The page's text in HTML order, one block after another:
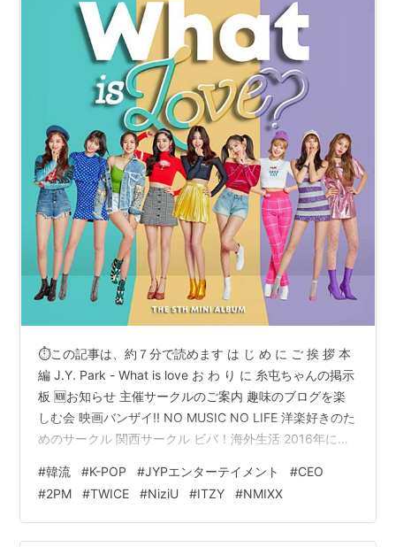
⏱この記事は、約７分で読めます は じ め に ご 挨 拶 本
編 J.Y. Park - What is love お わ り に 糸屯ちゃんの掲示
板 🆕お知らせ 主催サークルのご案内 趣味のブログを楽
しむ会 映画バンザイ!! NO MUSIC NO LIFE 洋楽好きのた
めのサークル 関西サークル ビバ！海外生活 2016年にブ
ッシュタグ（IN POINT） やる気✖１００倍 ポパイのほ
うれん草 は じ め に ご 挨 拶 おばんです 🍺 白石ですさ
て本日のテーマも、怒涛の 韓流セレクション（K-POP）
#韓流 #K-POP #JYPエンターテイメント #CEO
#2PM #TWICE #NiziU #ITZY #NMIXX